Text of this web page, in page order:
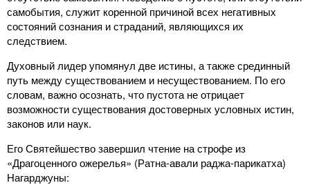
самобытия, служит коренной причиной всех негативных
состояний сознания и страданий, являющихся их
следствием.
Духовный лидер упомянул две истины, а также срединный
путь между существованием и несуществованием. По его
словам, важно осознать, что пустота не отрицает
возможности существования достоверных условных истин,
законов или наук.
Его Святейшество завершил чтение на строфе из
«Драгоценного ожерелья» (Ратна-авали раджа-парикатха)
Нагарджуны: